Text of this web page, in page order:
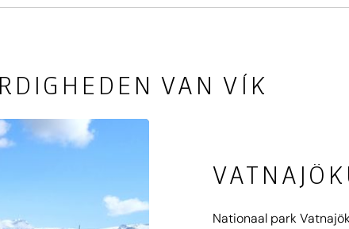
VAN VÍK
Nationaal park